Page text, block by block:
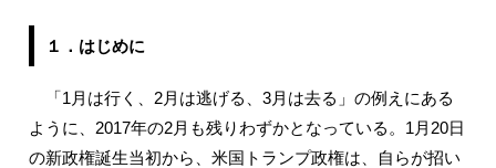
１．はじめに
「1月は行く、2月は逃げる、3月は去る」の例えにある
ように、2017年の2月も残りわずかとなっている。1月20日
の新政権誕生当初から、米国トランプ政権は、自らが招い